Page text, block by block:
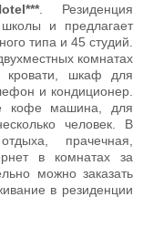
. Резиденция
и предлагает
типа и 45 студий.
комнатах
кровати, шкаф для
и кондиционер.
кофе машина, для
человек. В
прачечная,
в комнатах за
можно заказать
в резиденции